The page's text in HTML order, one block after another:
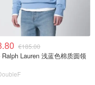
€185.00
Ralph Lauren 浅蓝色棉质圆领